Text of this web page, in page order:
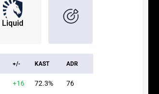
Liquid
+/- KAST ADR
+16 72.3% 76